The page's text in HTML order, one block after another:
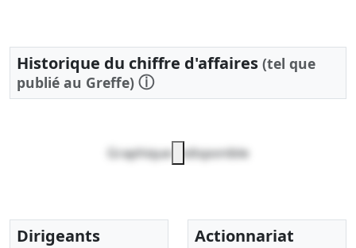
Historique du chiffre d'affaires (tel que
publié au Greffe) ⓘ
Graphique indisponible
Dirigeants Actionnariat